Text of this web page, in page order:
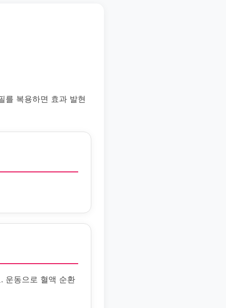
를 복용하면 효과 발현
운동으로 혈액 순환